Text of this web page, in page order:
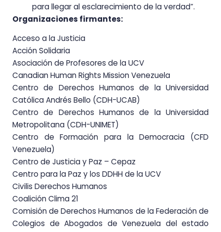
para llegar al esclarecimiento de la verdad”.
Organizaciones firmantes:
Acceso a la Justicia
Acción Solidaria
Asociación de Profesores de la UCV
Canadian Human Rights Mission Venezuela
Centro de Derechos Humanos de la Universidad
Católica Andrés Bello (CDH-UCAB)
Centro de Derechos Humanos de la Universidad
Metropolitana (CDH-UNIMET)
Centro de Formación para la Democracia (CFD
Venezuela)
Centro de Justicia y Paz – Cepaz
Centro para la Paz y los DDHH de la UCV
Civilis Derechos Humanos
Coalición Clima 21
Comisión de Derechos Humanos de la Federación de
Colegios de Abogados de Venezuela del estado